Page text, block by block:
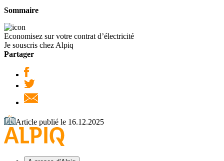
Sommaire
Economisez sur votre contrat d’électricité
Je souscris chez Alpiq
Partager
Article publié le 16.12.2025